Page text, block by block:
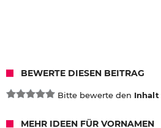
BEWERTE DIESEN BEITRAG
Bitte bewerte den Inhalt
MEHR IDEEN FÜR VORNAMEN